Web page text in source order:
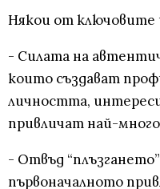
Някои от ключовите
- Силата на
които създават
личността,
привличат най-
- Отвъд
първоначалното